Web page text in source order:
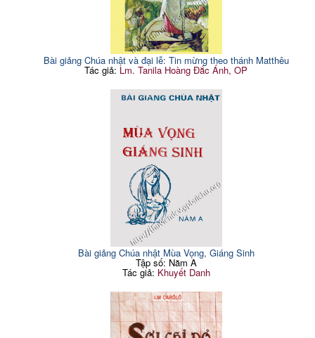
Bài giảng Chúa nhật và đại lễ: Tin mừng theo thánh Matthêu
Tác giả:Lm. Tanila Hoàng Đắc Ánh, OP
Bài giảng Chúa nhật Mùa Vọng, Giáng Sinh
Tập số: Năm A
Tác giả: Khuyết Danh